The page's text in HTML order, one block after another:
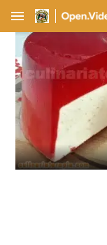
menu